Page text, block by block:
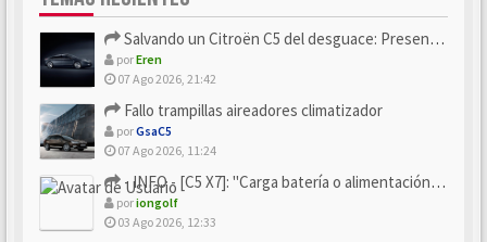
Salvando un Citroën C5 del desguace: Presentación y seguimiento
porEren
07 Ago 2026, 21:42
Fallo trampillas aireadores climatizador
porGsaC5
07 Ago 2026, 11:24
- INFO - [C5 X7]: "Carga batería o alimentación eléctri...
poriongolf
03 Ago 2026, 12:33